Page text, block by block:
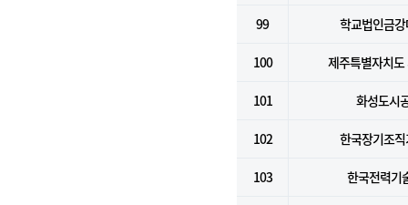
99 학교법인금
100 제주특별자치도
101 화성도시
102 한국장기조
103 한국전력기